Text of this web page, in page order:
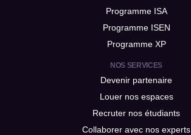
Programme ISA
Programme ISEN
Programme XP
NOS SERVICES
Devenir partenaire
Louer nos espaces
Recruter nos étudiants
Collaborer avec nos experts